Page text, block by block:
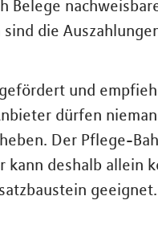
Belege
die
und
dürfen
Der Pflege-
kann deshalb allein
geeignet.